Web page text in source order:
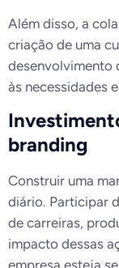
Além disso, a
criação de uma
desenvolvimento
às necessidades
branding
Construir uma
diário. Participar
de carreiras,
impacto dessas